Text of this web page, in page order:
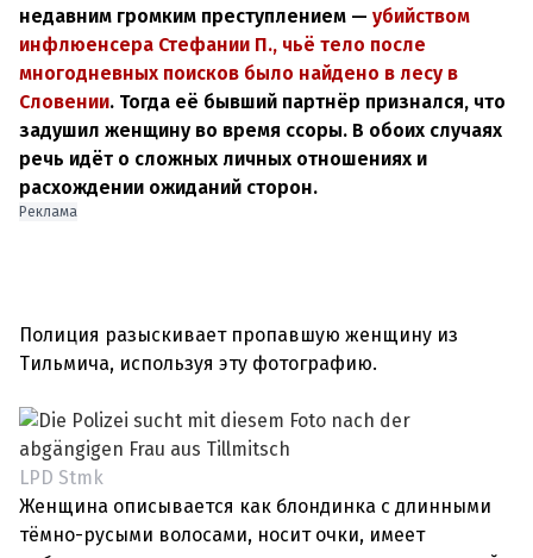
недавним громким преступлением — убийством
инфлюенсера Стефании П., чьё тело после
многодневных поисков было найдено в лесу в
Словении. Тогда её бывший партнёр признался, что
задушил женщину во время ссоры. В обоих случаях
речь идёт о сложных личных отношениях и
расхождении ожиданий сторон.
Реклама
Полиция разыскивает пропавшую женщину из
Тильмича, используя эту фотографию.
LPD Stmk
Женщина описывается как блондинка с длинными
тёмно-русыми волосами, носит очки, имеет